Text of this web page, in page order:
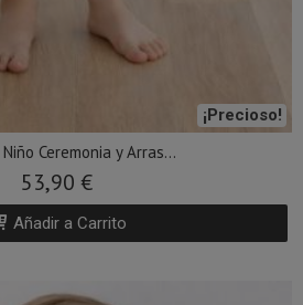
¡Precioso!
Ceremonia y Arras...
53,90 €
Añadir a Carrito